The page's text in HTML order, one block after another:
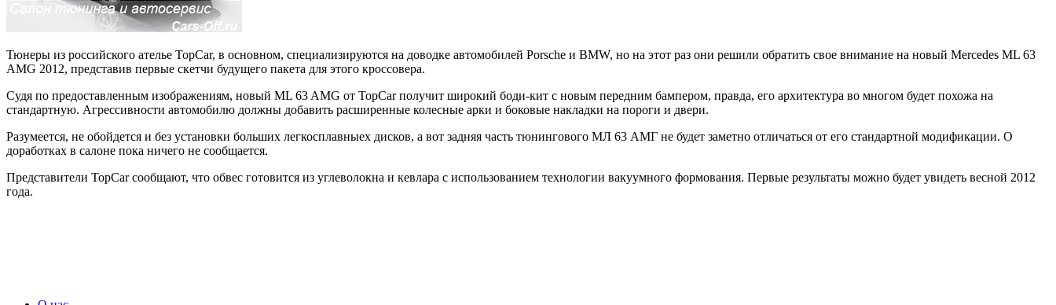
Тюнеры из российского ателье TopCar, в основном, специализируются на доводке автомобилей Porsche и BMW, но на этот раз они решили обратить свое внимание на новый Mercedes ML 63
AMG 2012, представив первые скетчи будущего пакета для этого кроссовера.
Судя по предоставленным изображениям, новый ML 63 AMG от TopCar получит широкий боди-кит с новым передним бампером, правда, его архитектура во многом будет похожа на
стандартную. Агрессивности автомобилю должны добавить расширенные колесные арки и боковые накладки на пороги и двери.
Разумеется, не обойдется и без установки больших легкосплавныех дисков, а вот задняя часть тюнингового МЛ 63 АМГ не будет заметно отличаться от его стандартной модификации. О
доработках в салоне пока ничего не сообщается.
Представители TopCar сообщают, что обвес готовится из углеволокна и кевлара с использованием технологии вакуумного формования. Первые результаты можно будет увидеть весной 2012
года.